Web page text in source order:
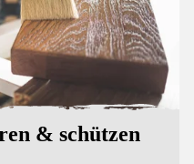
& schützen